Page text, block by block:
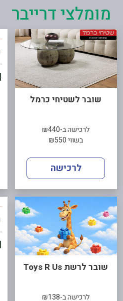
מומלצי דרייבר
שובר לשטיחי כרמל
לרכישה ב-₪440
בשווי ₪550
לרכישה
שובר לרשת Toys R Us
לרכישה ב-₪138